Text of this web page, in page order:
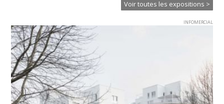
Voir toutes les expositions >
INFOMERCIAL